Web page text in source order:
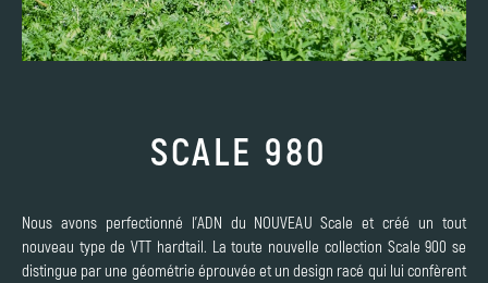
SCALE 980
Nous avons perfectionné l'ADN du NOUVEAU Scale et créé un tout
nouveau type de VTT hardtail. La toute nouvelle collection Scale 900 se
distingue par une géométrie éprouvée et un design racé qui lui confèrent